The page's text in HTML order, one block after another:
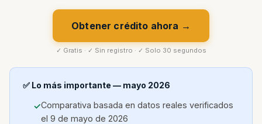
Obtener crédito ahora →
✓ Gratis · ✓ Sin registro · ✓ Solo 30 segundos
✅ Lo más importante — mayo 2026
Comparativa basada en datos reales verificados
el 9 de mayo de 2026